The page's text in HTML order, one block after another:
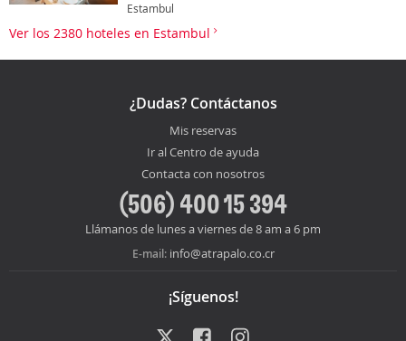
Estambul
Ver los 2380 hoteles en Estambul
¿Dudas? Contáctanos
Mis reservas
Ir al Centro de ayuda
Contacta con nosotros
(506) 400 15 394
Llámanos de lunes a viernes de 8 am a 6 pm
E-mail: info@atrapalo.co.cr
¡Síguenos!